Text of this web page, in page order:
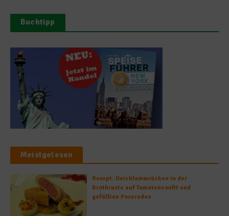
Buchtipp
Meistgelesen
Rezept: Deichlammrücken in der
Brotkruste auf Tomatenconfit und
gefüllten Poveraden